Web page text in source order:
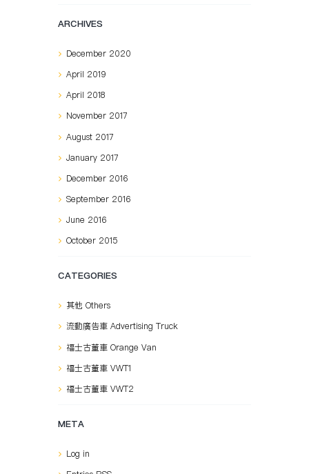
ARCHIVES
December 2020
April 2019
April 2018
November 2017
August 2017
January 2017
December 2016
September 2016
June 2016
October 2015
CATEGORIES
其他 Others
流動廣告車 Advertising Truck
福士古董車 Orange Van
福士古董車 VWT1
福士古董車 VWT2
META
Log in